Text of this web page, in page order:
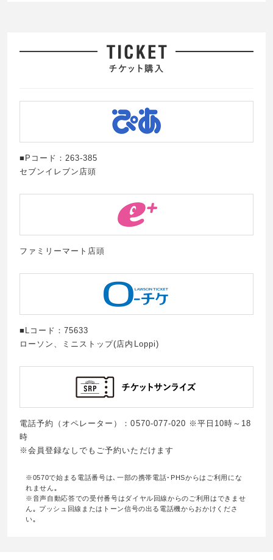
■Pコード：263-385
セブンイレブン店頭
ファミリーマート店頭
■Lコード：75633
ローソン、ミニストップ(店内Loppi)
電話予約（オペレーター）：0570-077-020 ※平日10時～18
時
※会員登録なしでもご予約いただけます
※0570で始まる電話番号は､一部の携帯電話･PHSからはご利用にな
れません｡
※音声自動応答での受付番号はダイヤル回線からのご利用はできませ
ん｡ プッシュ回線またはトーン信号の出る電話機からおかけくださ
い｡